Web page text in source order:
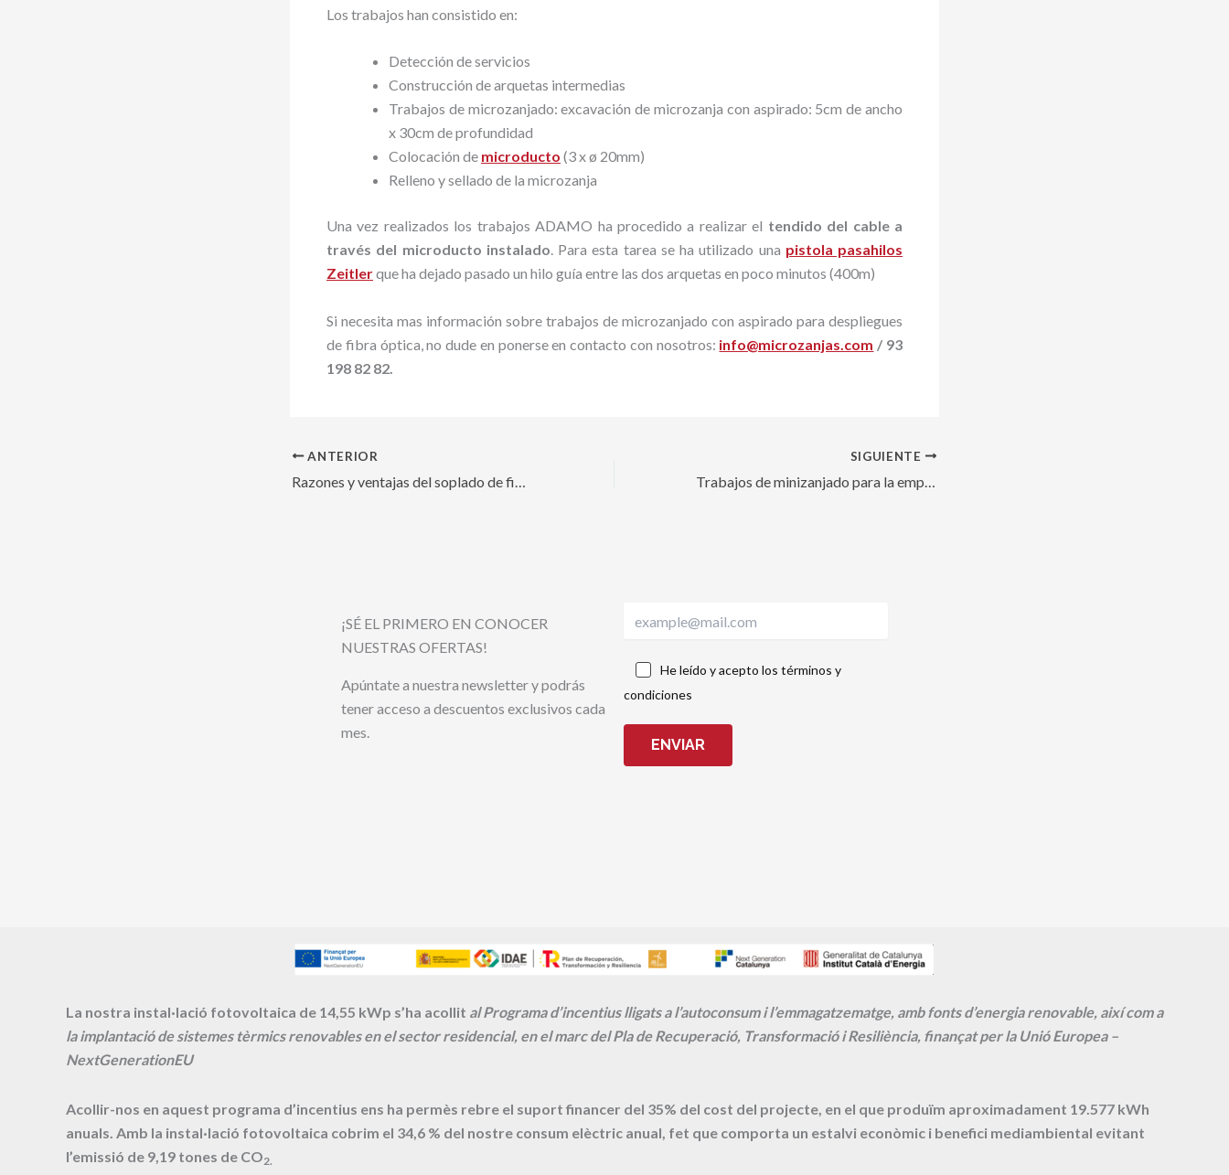
Los trabajos han consistido en:
Detección de servicios
Construcción de arquetas intermedias
Trabajos de microzanjado: excavación de microzanja con aspirado: 5cm de ancho
x 30cm de profundidad
Colocación de microducto (3 x ø 20mm)
Relleno y sellado de la microzanja
Una vez realizados los trabajos ADAMO ha procedido a realizar el tendido del cable a
través del microducto instalado. Para esta tarea se ha utilizado una pistola pasahilos
Zeitlerque ha dejado pasado un hilo guía entre las dos arquetas en poco minutos (400m)
Si necesita mas información sobre trabajos de microzanjado con aspirado para despliegues
de fibra óptica, no dude en ponerse en contacto con nosotros: info@microzanjas.com / 93
198 82 82.
ANTERIOR
Razones y ventajas del soplado de fibra óptica – parte 2/4
SIGUIENTE
Trabajos de minizanjado para la empresa COLT en Palau Solità i Plegamans
¡SÉ EL PRIMERO EN CONOCER
NUESTRAS OFERTAS!
Apúntate a nuestra newsletter y podrás
tener acceso a descuentos exclusivos cada
mes.
He leído y acepto los términos y
condiciones
ENVIAR
La nostra instal·lació fotovoltaica de 14,55 kWp s’ha acollit al Programa d’incentius lligats a l’autoconsum i l’emmagatzematge, amb fonts d’energia renovable, així com a
la implantació de sistemes tèrmics renovables en el sector residencial, en el marc del Pla de Recuperació, Transformació i Resiliència, finançat per la Unió Europea –
NextGenerationEU
Acollir-nos en aquest programa d’incentius ens ha permès rebre el suport financer del 35% del cost del projecte, en el que produïm aproximadament 19.577 kWh
anuals. Amb la instal·lació fotovoltaica cobrim el 34,6 % del nostre consum elèctric anual, fet que comporta un estalvi econòmic i benefici mediambiental evitant
l’emissió de 9,19 tones de CO2.